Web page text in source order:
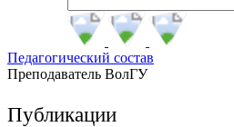
Педагогический состав
Преподаватель ВолГУ
Публикации